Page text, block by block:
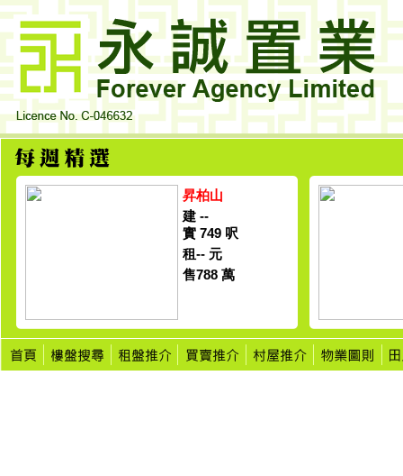
昇柏山
建 --
實 749 呎
租-- 元
售788 萬